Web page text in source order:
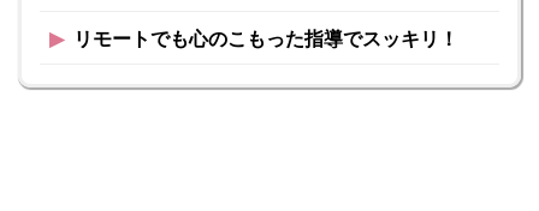
▶︎ リモートでも心のこもった指導でスッキリ！